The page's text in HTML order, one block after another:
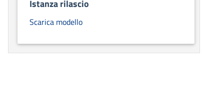
Istanza rilascio
Scarica modello